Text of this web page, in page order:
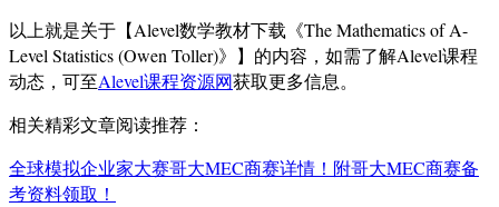
以上就是关于【Alevel数学教材下载《The Mathematics of A-
Level Statistics (Owen Toller)》】的内容，如需了解Alevel课程
动态，可至Alevel课程资源网获取更多信息。
相关精彩文章阅读推荐：
全球模拟企业家大赛哥大MEC商赛详情！附哥大MEC商赛备
考资料领取！